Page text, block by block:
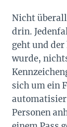
Nicht
drin.
geht und
wurde,
sich um ein
Personen